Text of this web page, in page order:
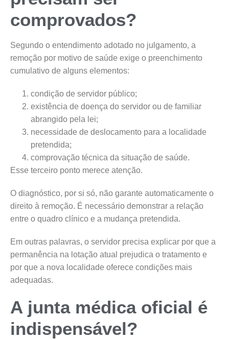
comprovados?
Segundo o entendimento adotado no julgamento, a
remoção por motivo de saúde exige o preenchimento
cumulativo de alguns elementos:
condição de servidor público;
existência de doença do servidor ou de familiar
abrangido pela lei;
necessidade de deslocamento para a localidade
pretendida;
comprovação técnica da situação de saúde.
Esse terceiro ponto merece atenção.
O diagnóstico, por si só, não garante automaticamente o
direito à remoção. É necessário demonstrar a relação
entre o quadro clínico e a mudança pretendida.
Em outras palavras, o servidor precisa explicar por que a
permanência na lotação atual prejudica o tratamento e
por que a nova localidade oferece condições mais
adequadas.
A junta médica oficial é
indispensável?